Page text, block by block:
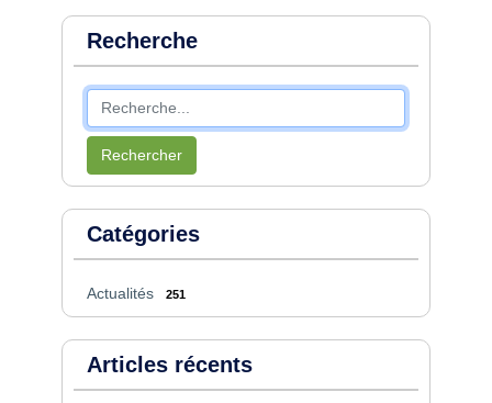
Recherche
Rechercher
Catégories
Actualités 251
Articles récents